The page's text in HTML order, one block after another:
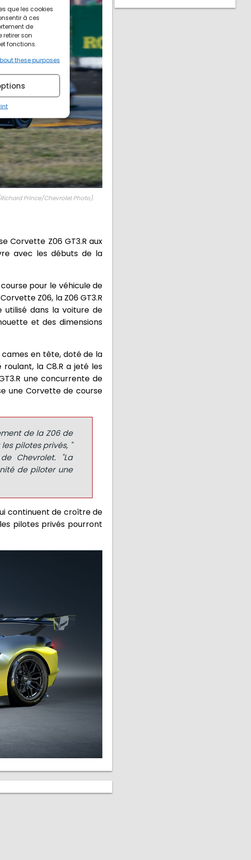
que les cookies
à ces
de
retirer son
fonctions.
these purposes
Prince/Chevrolet Photo).
Corvette Z06 GT3.R aux
avec les débuts de la
pour le véhicule de
Z06, la Z06 GT3.R
dans la voiture de
et des dimensions
cames en tête, doté de la
la C8.R a jeté les
une concurrente de
une Corvette de course
de la Z06 de
pilotes privés, "
Chevrolet. "La
de piloter une
continuent de croître de
pilotes privés pourront